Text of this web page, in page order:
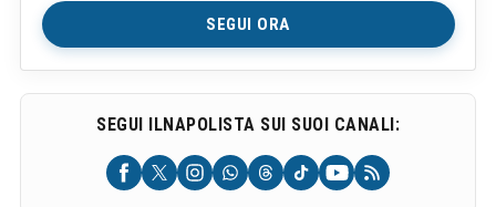
SEGUI ORA
SEGUI ILNAPOLISTA SUI SUOI CANALI: